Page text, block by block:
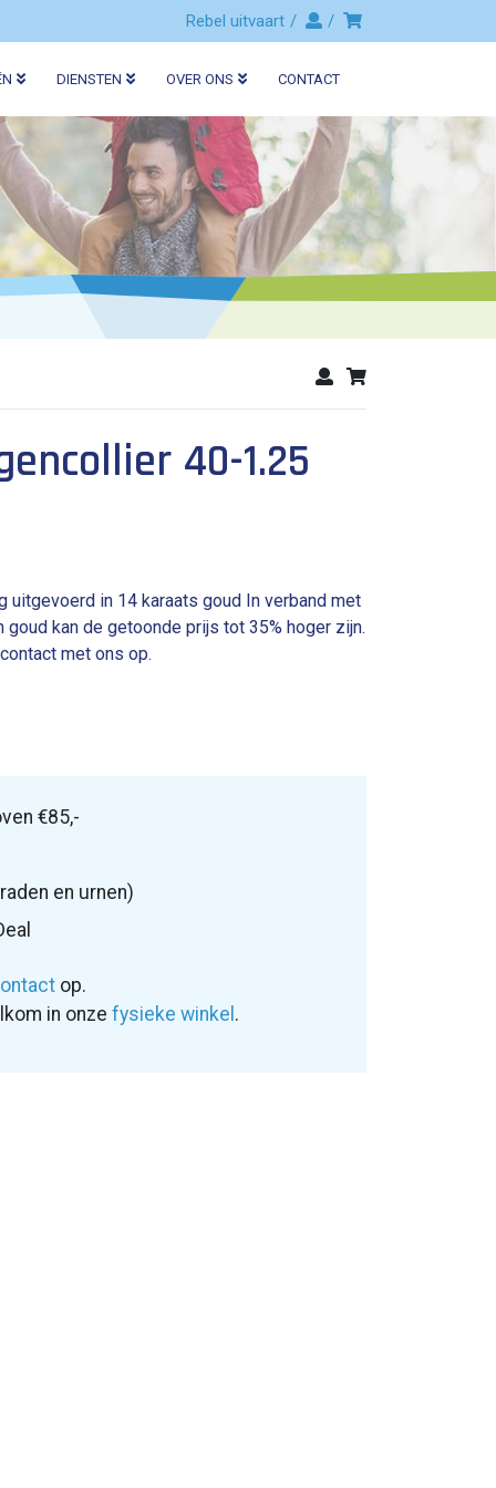
Rebel uitvaart
DIENSTEN OVER ONS CONTACT
40-1.25
in 14 karaats goud In verband met
kan de getoonde prijs tot 35% hoger zijn.
met ons op.
€85,-
en urnen)
op.
in onze fysieke winkel .